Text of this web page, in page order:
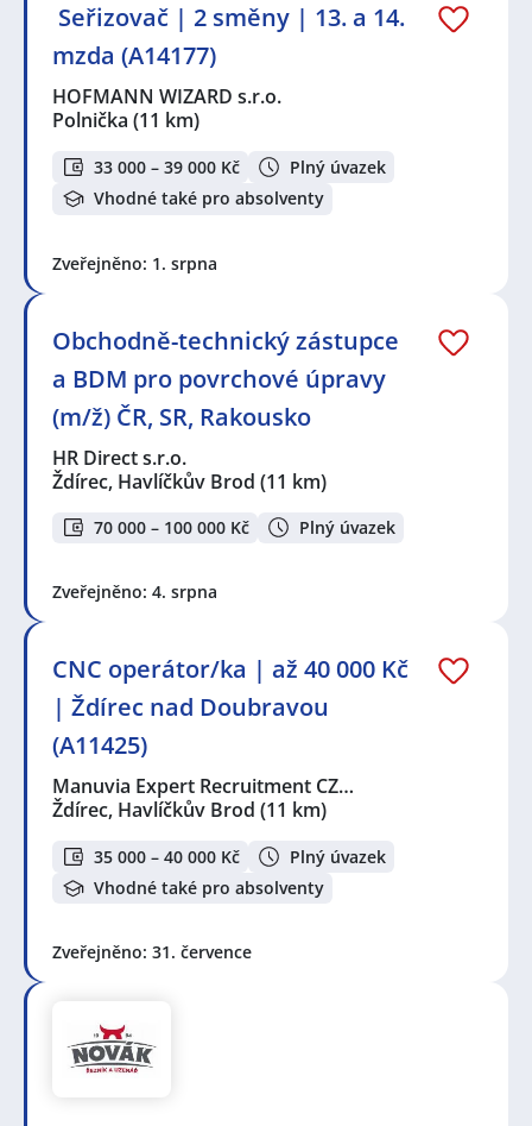
️ Seřizovač | 2 směny | 13. a 14.
mzda (A14177)
HOFMANN WIZARD s.r.o.
Polnička (11 km)
33 000 – 39 000 Kč
Plný úvazek
Vhodné také pro absolventy
Zveřejněno: 1. srpna
Obchodně-technický zástupce
a BDM pro povrchové úpravy
(m/ž) ČR, SR, Rakousko
HR Direct s.r.o.
Ždírec, Havlíčkův Brod (11 km)
70 000 – 100 000 Kč Plný úvazek
Zveřejněno: 4. srpna
CNC operátor/ka | až 40 000 Kč
| Ždírec nad Doubravou
(A11425)
Manuvia Expert Recruitment CZ…
Ždírec, Havlíčkův Brod (11 km)
35 000 – 40 000 Kč
Plný úvazek
Vhodné také pro absolventy
Zveřejněno: 31. července